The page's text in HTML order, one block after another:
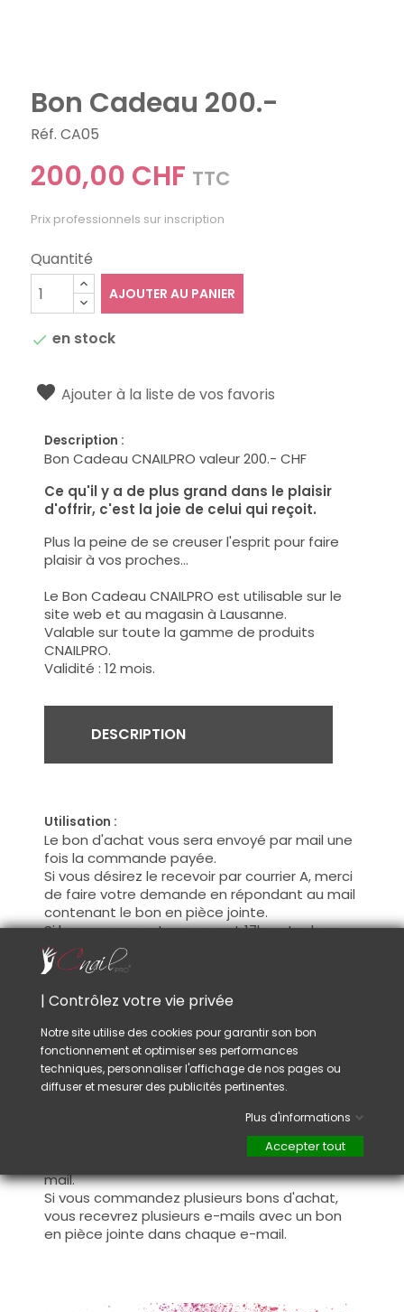
Bon Cadeau 200.-
Réf. CA05
200,00 CHF TTC
Prix professionnels sur inscription
Quantité
AJOUTER AU PANIER
 en stock
Ajouter à la liste de vos favoris
Description :
Bon Cadeau CNAILPRO valeur 200.- CHF
Ce qu'il y a de plus grand dans le plaisir
d'offrir, c'est la joie de celui qui reçoit.
Plus la peine de se creuser l'esprit pour faire
plaisir à vos proches...
Le Bon Cadeau CNAILPRO est utilisable sur le
site web et au magasin à Lausanne.
Valable sur toute la gamme de produits
CNAILPRO.
Validité : 12 mois.
DESCRIPTION
Utilisation :
Le bon d'achat vous sera envoyé par mail une
fois la commande payée.
Si vous désirez le recevoir par courrier A, merci
de faire votre demande en répondant au mail
contenant le bon en pièce jointe.
Si le message est reçu avant 17h, votre bon
sera livré le lendemain dans votre boîte aux
lettres. (Suisse uniquement et sauf week-
celui-ci pourra être utilisé sur le site internet
dans le panier.
Il est aussi possible de faire valoir ce bon au
magasin à Lausanne. Il suffit de présenter
En cas de commande de produits et bon
d’achat, le bon sera quand même ennoyé par
mail.
Si vous commandez plusieurs bons d'achat,
vous recevrez plusieurs e-mails avec un bon
en pièce jointe dans chaque e-mail.
| Contrôlez votre vie privée
Notre site utilise des cookies pour garantir son bon
fonctionnement et optimiser ses performances
techniques, personnaliser l'affichage de nos pages ou
diffuser et mesurer des publicités pertinentes.
Plus d'informations
Accepter tout